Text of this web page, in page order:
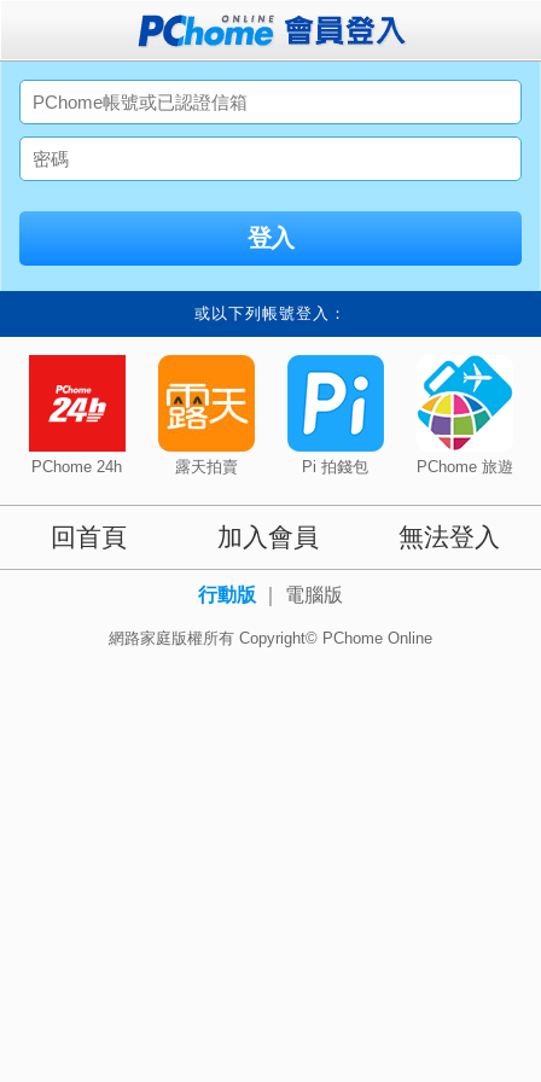
或以下列帳號登入：
PChome 24h 露天拍賣 Pi 拍錢包 PChome 旅遊
回首頁 加入會員 無法登入
行動版 電腦版
網路家庭版權所有 Copyright© PChome Online